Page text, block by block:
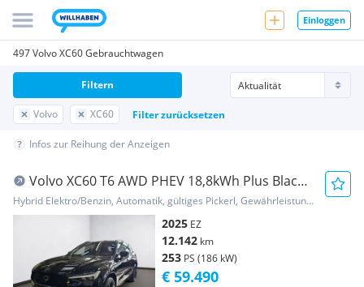
Einloggen
497 Volvo XC60 Gebrauchtwagen
Volvo XC60 Filter zurücksetzen
Filtern
Infos zur Reihung der Anzeigen
Volvo XC60 T6 AWD PHEV 18,8kWh Plus Black
Edition Aut.
Hybrid Elektro/Benzin, Automatik, gültiges Pickerl, Gewährleistung, Garantie
2025 EZ
12.142 km
253 PS (186 kW)
€ 59.490